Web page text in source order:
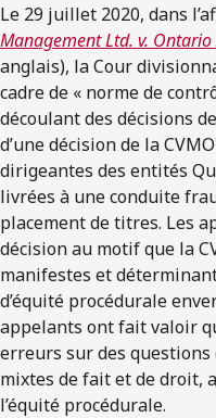
Le 29 juillet 2020, dans
Management Ltd. v.
anglais), la Cour
cadre de « norme de
découlant des décisions
d’une décision de la
dirigeantes des entités
livrées à une conduite
placement de titres. Les
décision au motif que la
manifestes et
d’équité procédurale
appelants ont fait valoir
erreurs sur des
mixtes de fait et de droit,
l’équité procédurale.